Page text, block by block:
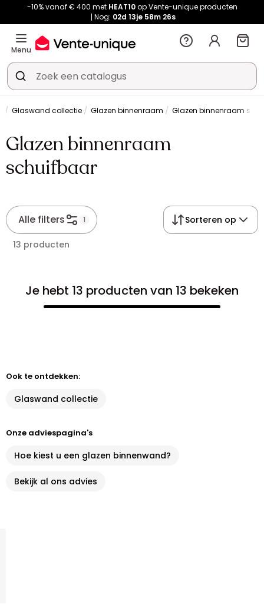
-10% vanaf € 400 met HEAT10op Vente-unique producten
Nog: 02d 13je 58m 26s
Menu
Glaswand collectie Glazen binnenraam Glazen binnenraam
Glazen binnenraam
schuifbaar
Alle filters 1 Sorteren op
13 producten
Je hebt 13 producten van 13 bekeken
Ook te ontdekken:
Glaswand collectie
Onze adviespagina's
Hoe kiest u een glazen binnenwand?
Bekijk al ons advies